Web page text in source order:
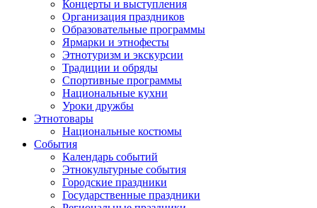
Концерты и выступления
Организация праздников
Образовательные программы
Ярмарки и этнофесты
Этнотуризм и экскурсии
Традиции и обряды
Спортивные программы
Национальные кухни
Уроки дружбы
Этнотовары
Национальные костюмы
События
Календарь событий
Этнокультурные события
Городские праздники
Государственные праздники